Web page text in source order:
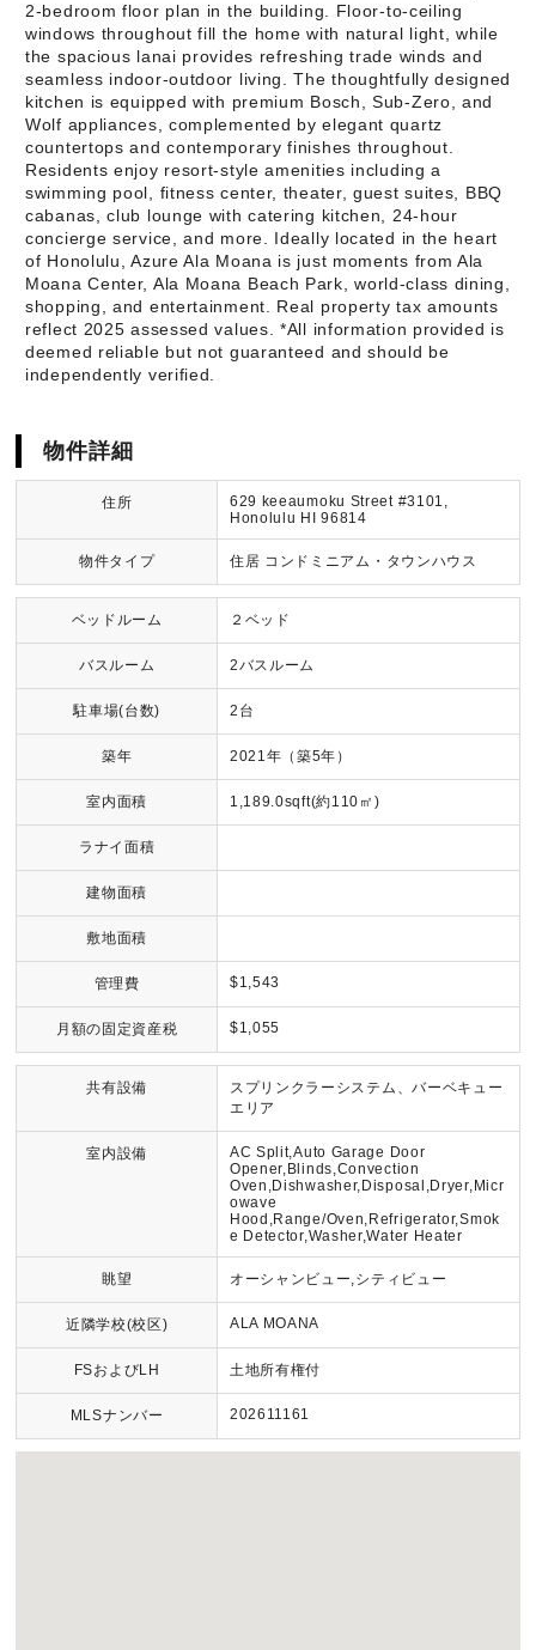
2-bedroom floor plan in the building. Floor-to-ceiling
windows throughout fill the home with natural light, while
the spacious lanai provides refreshing trade winds and
seamless indoor-outdoor living. The thoughtfully designed
kitchen is equipped with premium Bosch, Sub-Zero, and
Wolf appliances, complemented by elegant quartz
countertops and contemporary finishes throughout.
Residents enjoy resort-style amenities including a
swimming pool, fitness center, theater, guest suites, BBQ
cabanas, club lounge with catering kitchen, 24-hour
concierge service, and more. Ideally located in the heart
of Honolulu, Azure Ala Moana is just moments from Ala
Moana Center, Ala Moana Beach Park, world-class dining,
shopping, and entertainment. Real property tax amounts
reflect 2025 assessed values. *All information provided is
deemed reliable but not guaranteed and should be
independently verified.
物件詳細
住所
629 keeaumoku Street #3101,
Honolulu HI 96814
物件タイプ 住居 コンドミニアム・タウンハウス
ベッドルーム ２ベッド
バスルーム 2バスルーム
駐車場(台数) 2台
築年 2021年（築5年）
室内面積 1,189.0sqft(約110㎡)
ラナイ面積
建物面積
敷地面積
管理費 $1,543
月額の固定資産税 $1,055
共有設備
スプリンクラーシステム、バーベキュー
エリア
室内設備
AC Split,Auto Garage Door
Opener,Blinds,Convection
Oven,Dishwasher,Disposal,Dryer,Micr
owave
Hood,Range/Oven,Refrigerator,Smok
e Detector,Washer,Water Heater
眺望 オーシャンビュー,シティビュー
近隣学校(校区) ALA MOANA
FSおよびLH 土地所有権付
MLSナンバー 202611161